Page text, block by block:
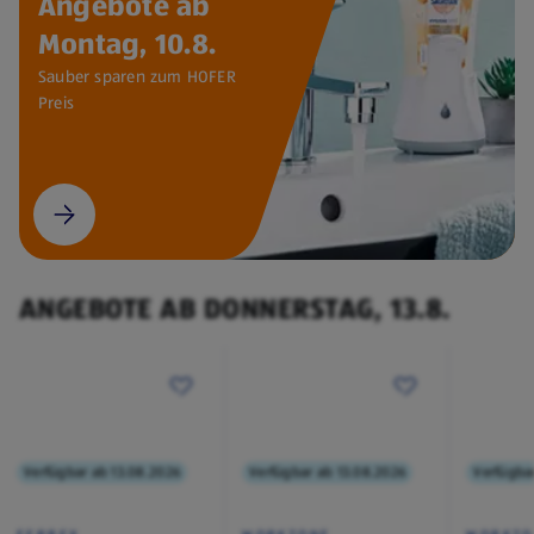
Montag, 10.8.
Sauber sparen zum HOFER
Preis
ANGEBOTE AB DONNERSTAG, 13.8.
Verfügbar ab 13.08.2026 Verfügbar ab 13.08.2026